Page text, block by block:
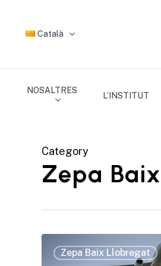
Català
NOSALTRES
L’INSTITUT
Category
Zepa
Zepa Baix Llobregat